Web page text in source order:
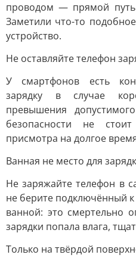
проводом — прямой
Заметили что-то
устройство.
Не оставляйте телефон
У смартфонов есть
зарядку в случае
превышения
безопасности не
присмотра на долгое
Ванная не место для
Не заряжайте телефон в
не берите подключённый к
ванной: это смертельно
зарядки попала влага,
Только на твёрдой